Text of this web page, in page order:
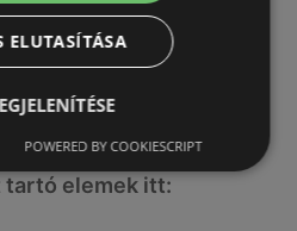
tartó elemek itt:
ELUTASÍTÁSA
POWERED BY COOKIESCRIPT